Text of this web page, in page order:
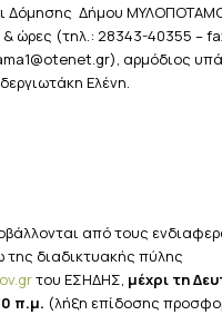
Δόμησης Δήμου
& ώρες (τηλ.: 28343-40355 –
αρμόδιος
Ελένη.
από τους
της διαδικτυακής πύλης
του ΕΣΗΔΗΣ, μέχρι τη
π.μ. (λήξη επίδοσης